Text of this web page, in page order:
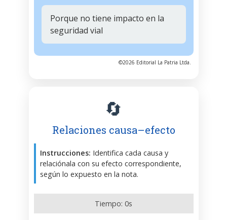
Porque no tiene impacto en la
seguridad vial
©2026 Editorial La Patria Ltda.
🔄
Relaciones causa–efecto
Instrucciones: Identifica cada causa y
relaciónala con su efecto correspondiente,
según lo expuesto en la nota.
Tiempo: 0s